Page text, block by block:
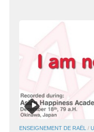
ENSEIGNEMENT DE RAËL /